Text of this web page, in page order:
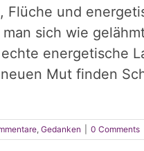
Flüche und
sich wie
energetische
Mut finden
, Gedanken 0 Comments